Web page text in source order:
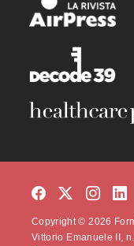
Copyright © 2026
Vittorio Emanuele II,